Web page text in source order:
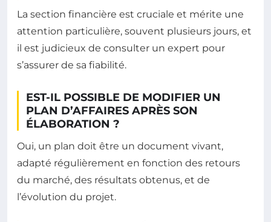
La section financière est cruciale et mérite une
attention particulière, souvent plusieurs jours, et
il est judicieux de consulter un expert pour
s’assurer de sa fiabilité.
EST-IL POSSIBLE DE MODIFIER UN
PLAN D’AFFAIRES APRÈS SON
ÉLABORATION ?
Oui, un plan doit être un document vivant,
adapté régulièrement en fonction des retours
du marché, des résultats obtenus, et de
l’évolution du projet.